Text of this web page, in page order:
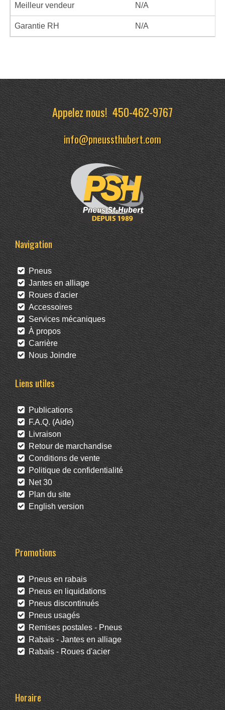
Meilleur vendeur N/A
Garantie RH N/A
Appelez nous!450-462-9767
info@pneussthubert.com
Navigation
Pneus
Jantes en alliage
Roues d'acier
Accessoires
Services mécaniques
À propos
Carrière
Nous Joindre
Liens utiles
Publications
F.A.Q. (Aide)
Livraison
Retour de marchandise
Conditions de vente
Politique de confidentialité
Net 30
Plan du site
English version
Promotions
Pneus en rabais
Pneus en liquidations
Pneus discontinués
Pneus usagés
Remises postales - Pneus
Rabais - Jantes en alliage
Rabais - Roues d'acier
Horaire